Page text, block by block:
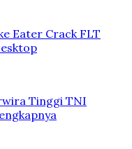
Eater Crack FLT
Tinggi TNI